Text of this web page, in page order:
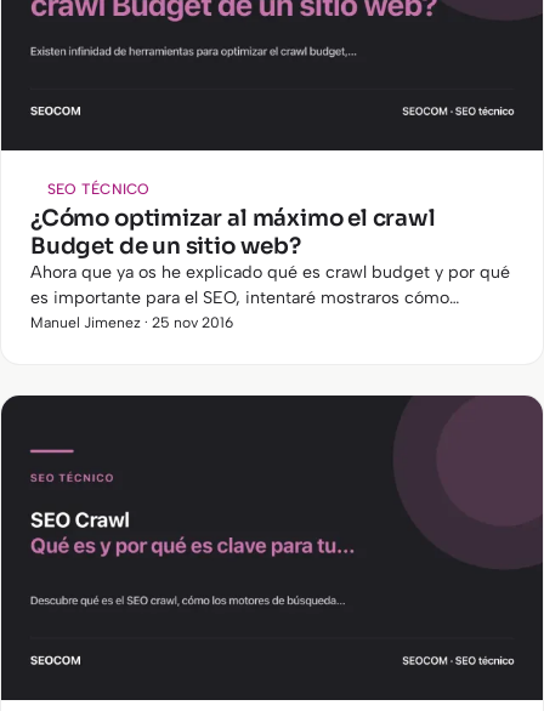
SEO TÉCNICO
¿Cómo optimizar al máximo el crawl
Budget de un sitio web?
Ahora que ya os he explicado qué es crawl budget y por qué
es importante para el SEO, intentaré mostraros cómo
podemos optimizarlo.
Manuel Jimenez · 25 nov 2016